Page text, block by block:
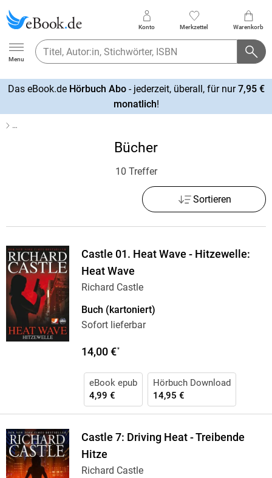
Ebook.de
Menu
Konto Merkzettel Warenkorb
Das eBook.de Hörbuch Abo- jederzeit, überall, für nur7,95 €
monatlich!
…
Bücher
10 Treffer
Sortieren
Castle 01. Heat Wave - Hitzewelle:
Heat Wave
Richard Castle
Buch (kartoniert)
Sofort lieferbar
14,00 €*
eBook epub
4,99 €
Hörbuch Download
14,95 €
Castle 7: Driving Heat - Treibende
Hitze
Richard Castle